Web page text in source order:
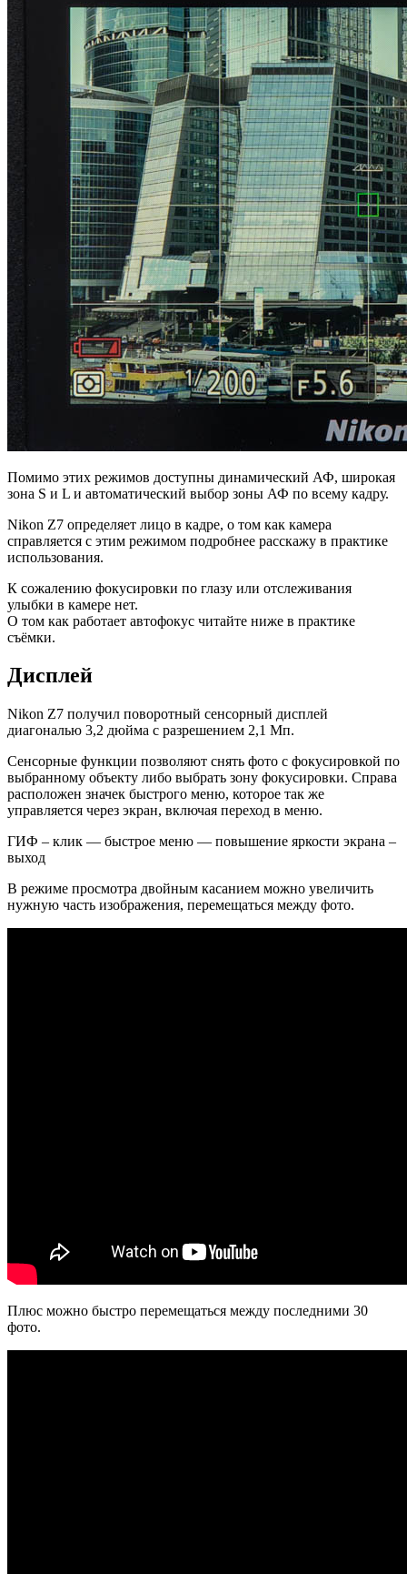
Помимо этих режимов доступны динамический АФ, широкая
зона S и L и автоматический выбор зоны АФ по всему кадру.
Nikon Z7 определяет лицо в кадре, о том как камера
справляется с этим режимом подробнее расскажу в практике
использования.
К сожалению фокусировки по глазу или отслеживания
улыбки в камере нет.
О том как работает автофокус читайте ниже в практике
съёмки.
Дисплей
Nikon Z7 получил поворотный сенсорный дисплей
диагональю 3,2 дюйма с разрешением 2,1 Мп.
Сенсорные функции позволяют снять фото с фокусировкой по
выбранному объекту либо выбрать зону фокусировки. Справа
расположен значек быстрого меню, которое так же
управляется через экран, включая переход в меню.
ГИФ – клик — быстрое меню — повышение яркости экрана –
выход
В режиме просмотра двойным касанием можно увеличить
нужную часть изображения, перемещаться между фото.
Плюс можно быстро перемещаться между последними 30
фото.